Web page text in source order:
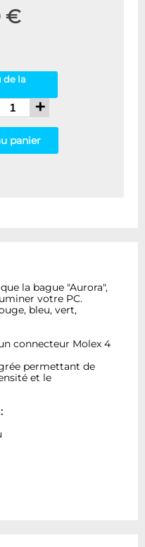
€
de la
+
panier
la bague "Aurora",
votre PC.
bleu, vert,
connecteur Molex 4
permettant de
et le